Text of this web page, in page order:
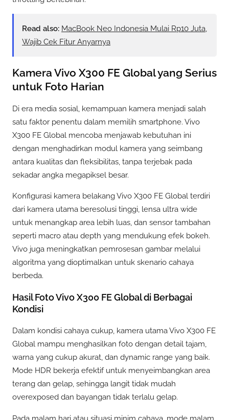
Read also: MacBook Neo Indonesia Mulai Rp10 Juta,
Wajib Cek Fitur Anyarnya
Kamera Vivo X300 FE Global yang Serius
untuk Foto Harian
Di era media sosial, kemampuan kamera menjadi salah
satu faktor penentu dalam memilih smartphone. Vivo
X300 FE Global mencoba menjawab kebutuhan ini
dengan menghadirkan modul kamera yang seimbang
antara kualitas dan fleksibilitas, tanpa terjebak pada
sekadar angka megapiksel besar.
Konfigurasi kamera belakang Vivo X300 FE Global terdiri
dari kamera utama beresolusi tinggi, lensa ultra wide
untuk menangkap area lebih luas, dan sensor tambahan
seperti macro atau depth yang mendukung efek bokeh.
Vivo juga meningkatkan pemrosesan gambar melalui
algoritma yang dioptimalkan untuk skenario cahaya
berbeda.
Hasil Foto Vivo X300 FE Global di Berbagai
Kondisi
Dalam kondisi cahaya cukup, kamera utama Vivo X300 FE
Global mampu menghasilkan foto dengan detail tajam,
warna yang cukup akurat, dan dynamic range yang baik.
Mode HDR bekerja efektif untuk menyeimbangkan area
terang dan gelap, sehingga langit tidak mudah
overexposed dan bayangan tidak terlalu gelap.